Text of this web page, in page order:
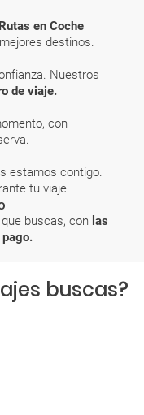
en Coche
destinos.
Nuestros
de viaje.
con
estamos contigo.
tu viaje.
buscas, con las
buscas?